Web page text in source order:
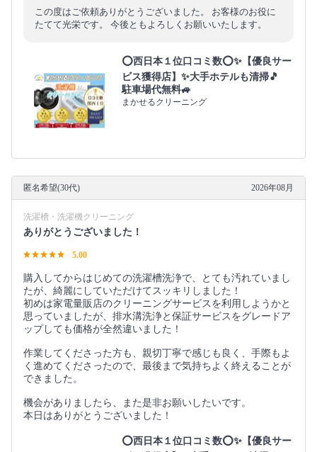
この度はご依頼ありがとうございました。 お客様のお役に
たてて光栄です。 今後ともよろしくお願いいたします。
⭕西日本１位口コミ数⭕✨【優良サー
ビス獲得店】✨大手ホテルも清掃🎵
駐車場代無料🚙
まかせるクリーニング
匿名希望(30代) 2026年08月
洗濯槽・洗濯機クリーニング
ありがとうございました！
5.00
購入してからはじめての洗濯槽洗浄で、とても汚れていまし
たが、綺麗にしていただけてスッキリしました！
初めは家電量販店のクリーニングサービスを利用しようかと
思っていましたが、排水溝洗浄と保証サービスをグレードア
ップしても価格が全然違いました！
作業してくださった方も、親切丁寧で感じも良く、手際もよ
く進めてくださったので、最後まで気持ちよく終えることが
できました。
機会がありましたら、また是非お願いしたいです。
本日はありがとうございました！
⭕西日本１位口コミ数⭕✨【優良サー